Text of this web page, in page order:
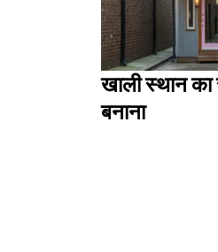
खाली स्थान
बनाना